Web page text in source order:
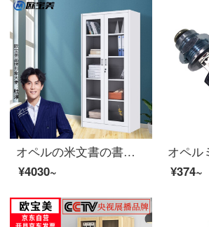
オペルの米文書の書類の執務する証明の箱の鉄の皮の鋼の事務室の財務室の鉄の箱のすべての体のガラスのキャビネット
¥4030~
¥374~